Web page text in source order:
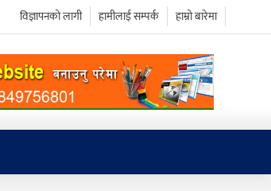
हाम्रो बारेमा
हामीलाई सम्पर्क
विज्ञापनको लागी